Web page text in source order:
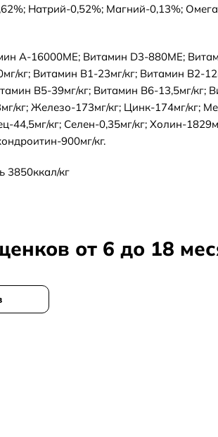
Натрий-0,52%; Магний-0,13%;
А-16000МЕ; Витамин D3-880МЕ;
кг; Витамин В1-23мг/кг; Витамин В2-
В5-39мг/кг; Витамин В6-13,5мг/кг;
кг; Железо-173мг/кг; Цинк-174мг/кг;
44,5мг/кг; Селен-0,35мг/кг; Холин-
900мг/кг.
3850ккал/кг
от 6 до 18